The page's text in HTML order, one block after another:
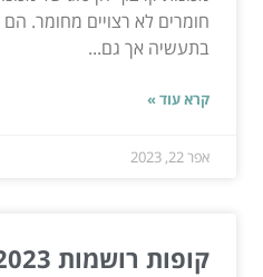
חומרים לא רצויים מחומר.
בתעשיה אך גם...
קרא עוד »
אפר 22, 2023